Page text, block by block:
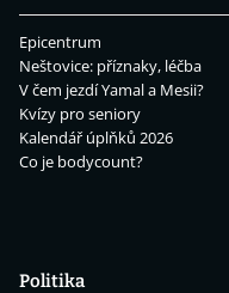
Epicentrum
Neštovice: příznaky, léčba
V čem jezdí Yamal a Mesii?
Kvízy pro seniory
Kalendář úplňků 2026
Co je bodycount?
Politika